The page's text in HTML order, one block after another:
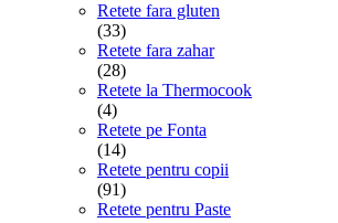
Retete fara gluten
(33)
Retete fara zahar
(28)
Retete la Thermocook
(4)
Retete pe Fonta
(14)
Retete pentru copii
(91)
Retete pentru Paste